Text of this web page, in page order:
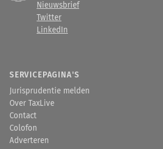
Nieuwsbrief
Twitter
LinkedIn
SERVICEPAGINA'S
Jurisprudentie melden
Over TaxLive
Contact
Colofon
Adverteren